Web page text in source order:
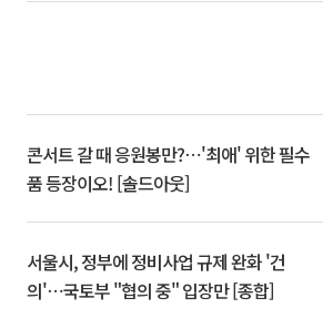
콘서트 갈 때 응원봉만?⋯'최애' 위한 필수
품 등장이오! [솔드아웃]
서울시, 정부에 정비사업 규제 완화 '건
의'⋯국토부 "협의 중" 입장만 [종합]